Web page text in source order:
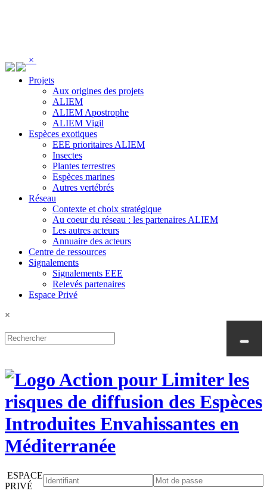
×
Projets
Aux origines des projets
ALIEM
ALIEM Apostrophe
ALIEM Vigil
Espèces exotiques
EEE prioritaires ALIEM
Insectes
Plantes terrestres
Espèces marines
Autres vertébrés
Réseau
Contexte et choix stratégique
Au coeur du réseau : les partenaires ALIEM
Les autres acteurs
Annuaire des acteurs
Centre de ressources
Signalements
Signalements EEE
Relevés partenaires
Espace Privé
×
ESPACE
PRIVÉ